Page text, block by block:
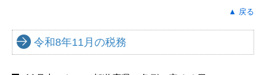
▲ 戻る
令和8年11月の税務